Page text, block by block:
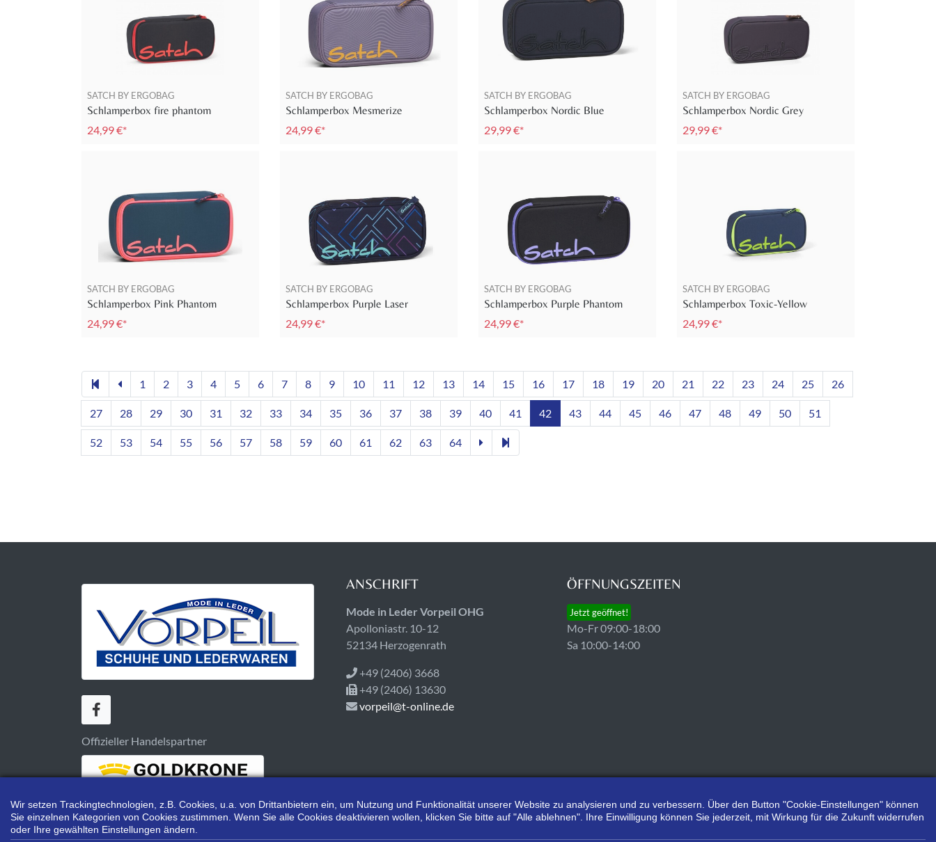
SATCH BY ERGOBAG
Schlamperbox fire phantom
24,99 €*
SATCH BY ERGOBAG
Schlamperbox Mesmerize
24,99 €*
SATCH BY ERGOBAG
Schlamperbox Nordic Blue
29,99 €*
SATCH BY ERGOBAG
Schlamperbox Nordic Grey
29,99 €*
SATCH BY ERGOBAG
Schlamperbox Pink Phantom
24,99 €*
SATCH BY ERGOBAG
Schlamperbox Purple Laser
24,99 €*
SATCH BY ERGOBAG
Schlamperbox Purple Phantom
24,99 €*
SATCH BY ERGOBAG
Schlamperbox Toxic-Yellow
24,99 €*
1 2 3 4 5 6 7 8 9 10 11 12 13 14 15 16 17 18 19 20 21 22 23 24 25 26
27 28 29 30 31 32 33 34 35 36 37 38 39 40 41 42 43 44 45 46 47 48 49 50 51
52 53 54 55 56 57 58 59 60 61 62 63 64
Offizieller Handelspartner
ANSCHRIFT
Mode in Leder Vorpeil OHG
Apolloniastr. 10-12
52134 Herzogenrath
+49 (2406) 3668
+49 (2406) 13630
vorpeil@t-online.de
ÖFFNUNGSZEITEN
Jetzt geöffnet!
Mo-Fr 09:00-18:00
Sa 10:00-14:00
Wir setzen Trackingtechnologien, z.B. Cookies, u.a. von Drittanbietern ein, um Nutzung und Funktionalität unserer Website zu analysieren und zu verbessern. Über den Button "Cookie-Einstellungen" können
Sie einzelnen Kategorien von Cookies zustimmen. Wenn Sie alle Cookies deaktivieren wollen, klicken Sie bitte auf "Alle ablehnen". Ihre Einwilligung können Sie jederzeit, mit Wirkung für die Zukunft widerrufen
oder Ihre gewählten Einstellungen ändern.